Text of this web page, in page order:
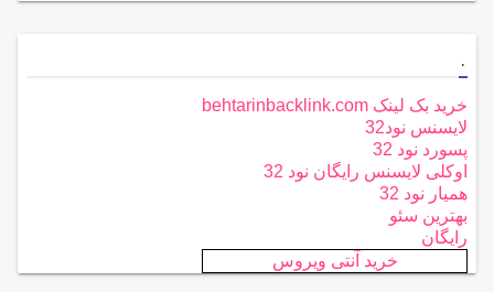
.
خرید بک لینک behtarinbacklink.com
لایسنس نود32
پسورد نود 32
اوکلی لایسنس رایگان نود 32
همیار نود 32
بهترین سئو
رایگان
خرید آنتی ویروس